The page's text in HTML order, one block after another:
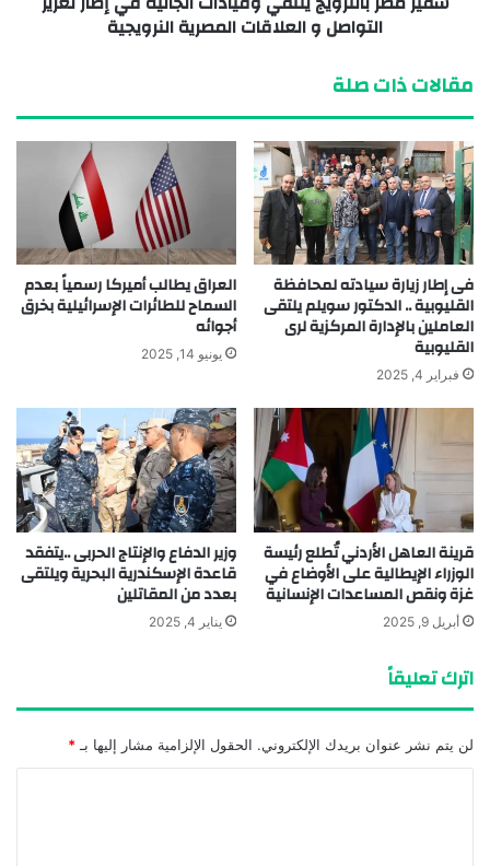
التواصل و العلاقات المصرية النرويجية
مقالات ذات صلة
فى إطار زيارة سيادته لمحافظة
القليوبية .. الدكتور سويلم يلتقى
العاملين بالإدارة المركزية لرى
القليوبية
فبراير 4, 2025
العراق يطالب أميركا رسمياً بعدم
السماح للطائرات الإسرائيلية بخرق
أجوائه
يونيو 14, 2025
قرينة العاهل الأردني تُطلع رئيسة
الوزراء الإيطالية على الأوضاع في
غزة ونقص المساعدات الإنسانية
أبريل 9, 2025
وزير الدفاع والإنتاج الحربى ..يتفقد
قاعدة الإسكندرية البحرية ويلتقى
بعدد من المقاتلين
يناير 4, 2025
اترك تعليقاً
لن يتم نشر عنوان بريدك الإلكتروني. الحقول الإلزامية مشار إليها بـ *